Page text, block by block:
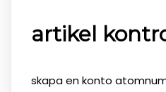
artikel
skapa en konto